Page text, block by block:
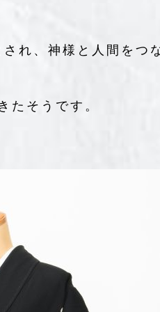
れ、神様と人間をつ
たそうです。